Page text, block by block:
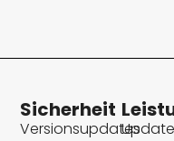
Sicherheit
Versionsupdates